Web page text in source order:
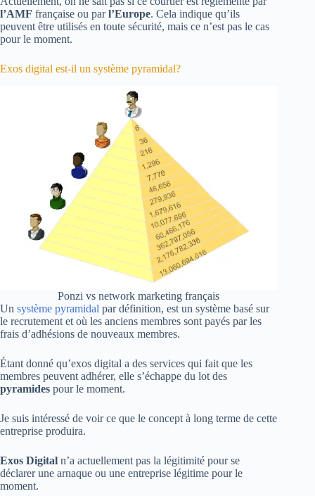
l’AMF française ou parl’Europe. Cela indique qu’ils
peuvent être utilisés en toute sécurité, mais ce n’est pas le cas
pour le moment.
Exos digital est-il un système pyramidal?
Ponzi vs network marketing français
Un système pyramidal par définition, est un système basé sur
le recrutement et où les anciens membres sont payés par les
frais d’adhésions de nouveaux membres.
Étant donné qu’exos digital a des services qui fait que les
membres peuvent adhérer, elle s’échappe du lot des
pyramides pour le moment.
Je suis intéressé de voir ce que le concept à long terme de cette
entreprise produira.
Exos Digital n’a actuellement pas la légitimité pour se
déclarer une arnaque ou une entreprise légitime pour le
moment.